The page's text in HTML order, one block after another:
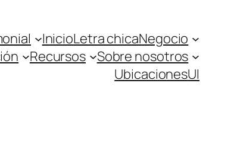
InicioLetra chicaNegocio
Recursos
Sobre nosotros
UbicacionesUI